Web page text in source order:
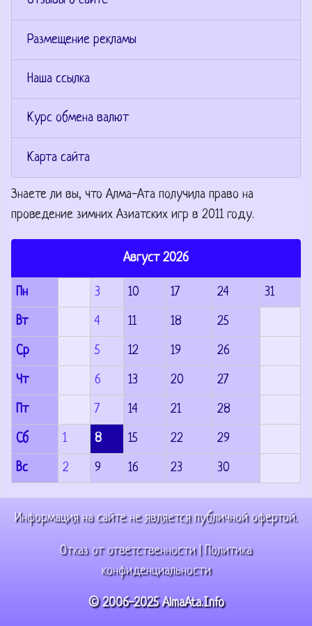
Размещение рекламы
Наша ссылка
Курс обмена валют
Карта сайта
Знаете ли вы, что Алма-Ата получила право на
проведение зимних Азиатских игр в 2011 году.
Август 2026
Пн 3 10 17 24
31
Вт
4 11 18
25
Ср
5 12 19
26
Чт
6 13 20
27
Пт
7 14 21
28
Сб
1 8 15 22
29
Вс
2 9 16 23 30
Информация на сайте не является публичной офертой.
Отказ от ответственности|Политика
конфиденциальности
© 2006-2025 AlmaAta.Info